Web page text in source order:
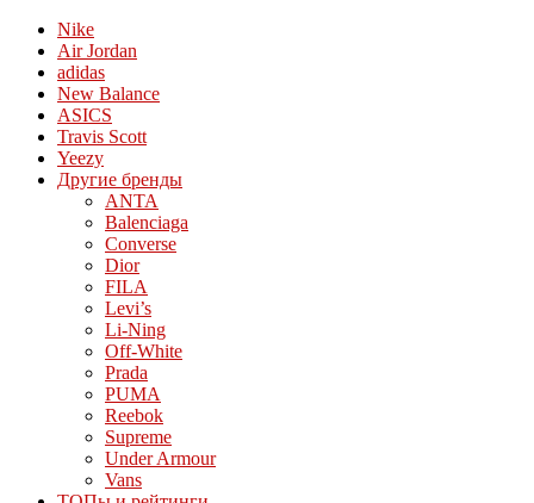
Nike
Air Jordan
adidas
New Balance
ASICS
Travis Scott
Yeezy
Другие бренды
ANTA
Balenciaga
Converse
Dior
FILA
Levi’s
Li-Ning
Off-White
Prada
PUMA
Reebok
Supreme
Under Armour
Vans